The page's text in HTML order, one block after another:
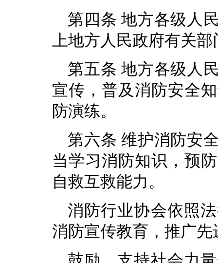
第四条 地方各级人
上地方人民政府有关
第五条 地方各级人
宣传，普及消防安全
防演练。
第六条 维护消防安
当学习消防知识，预
自救互救能力。
消防行业协会依照
消防宣传教育，推广